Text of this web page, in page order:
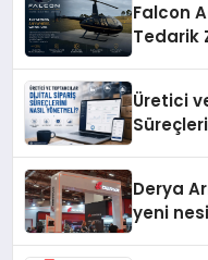
Falcon
Tedarik
Üretici
Derya
yeni